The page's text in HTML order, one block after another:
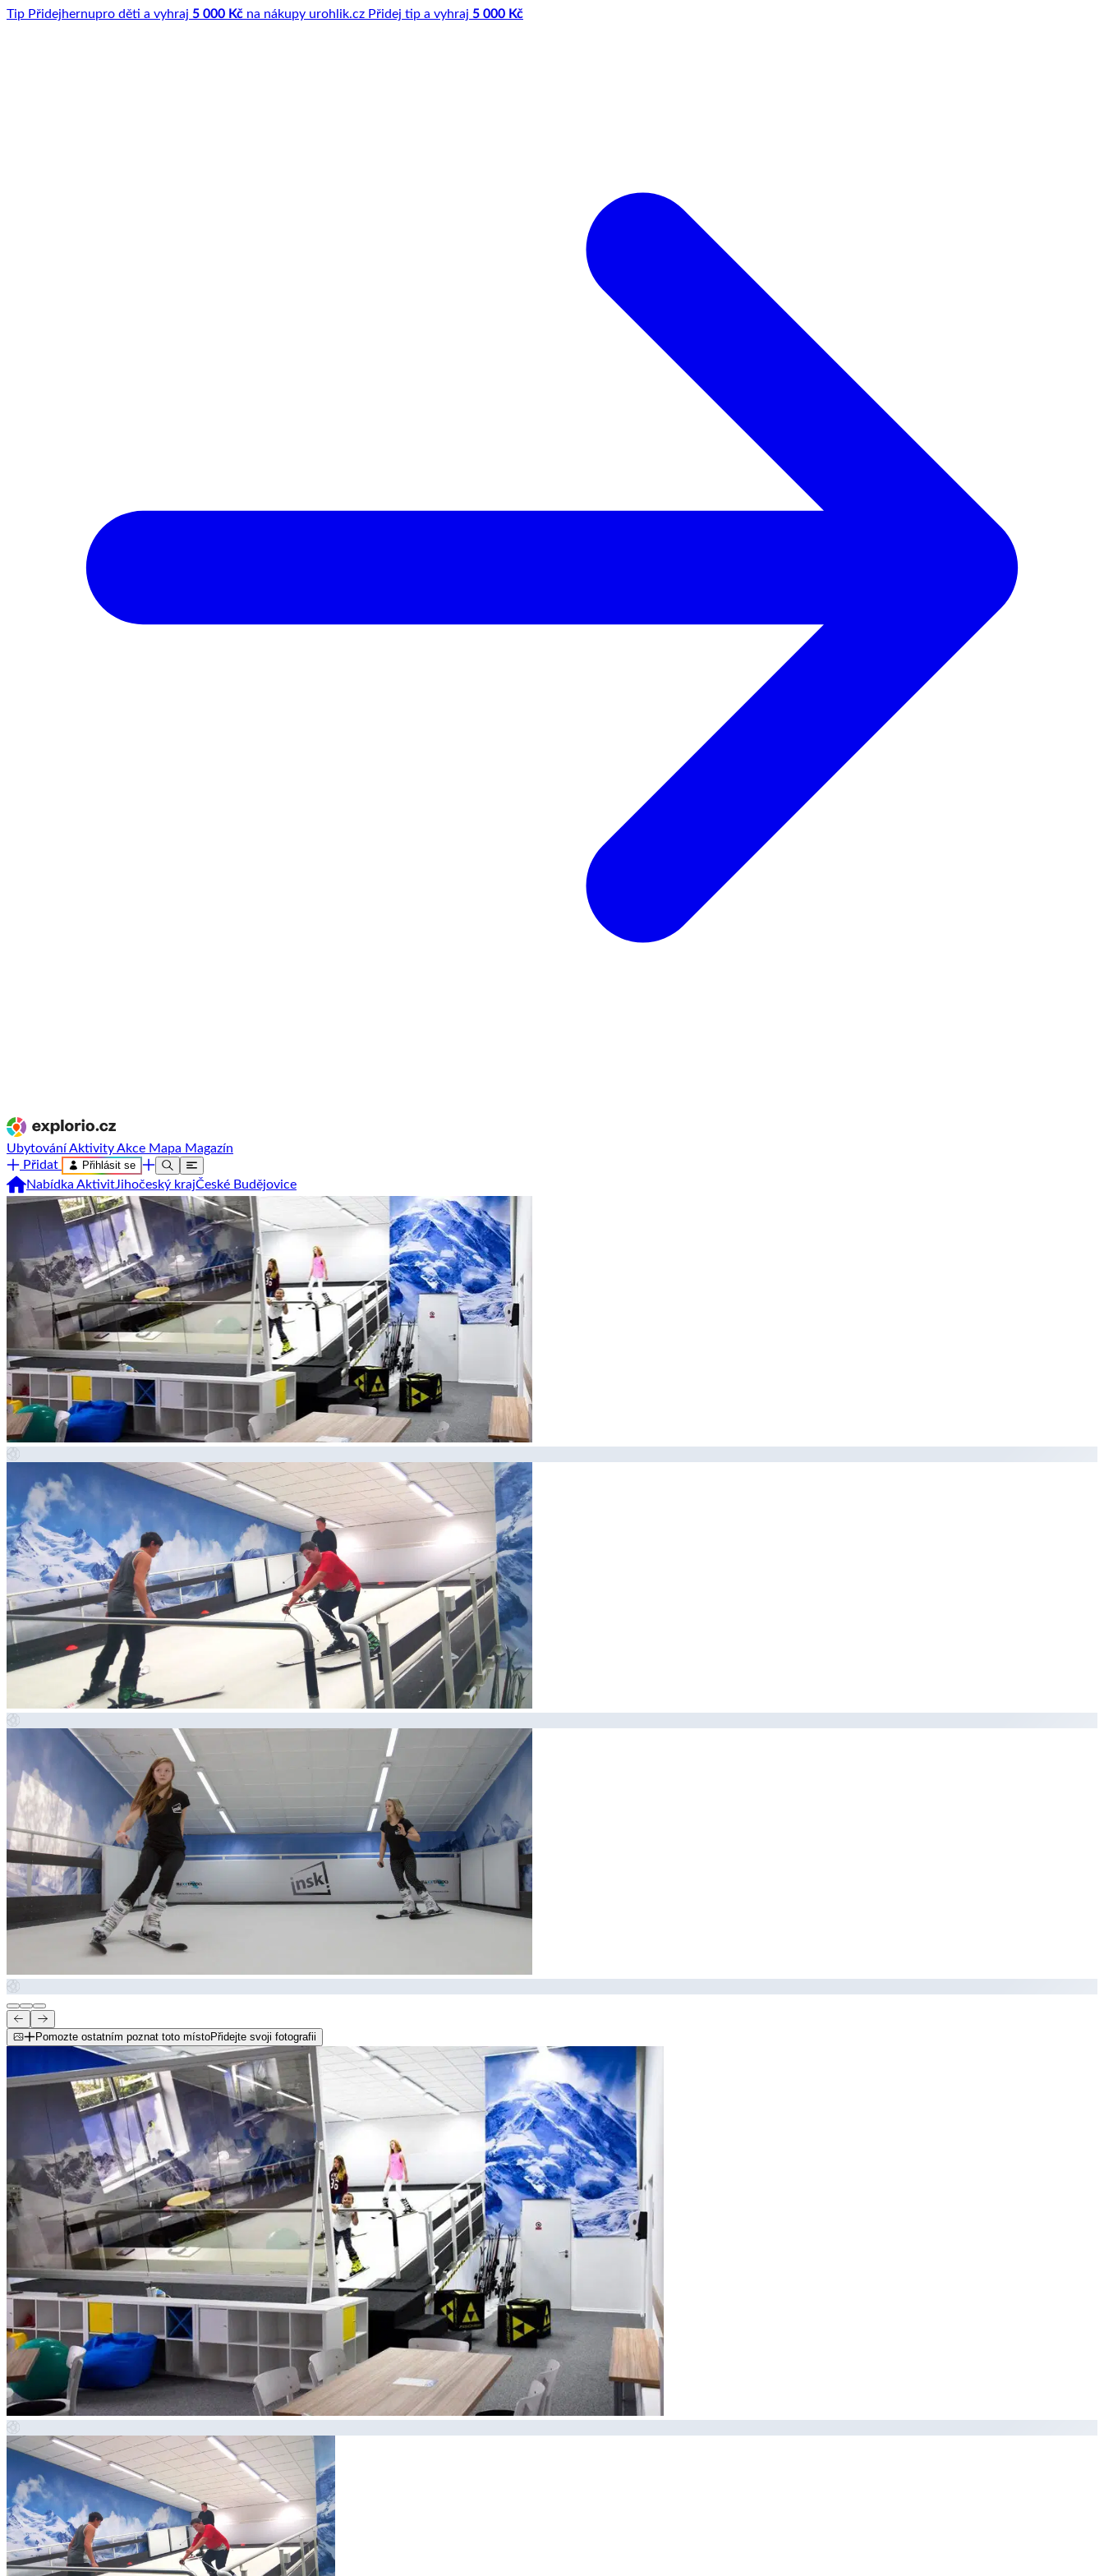
Tip Přidejhernupro děti a vyhraj 5 000 Kč na nákupy urohlik.cz Přidej tip a vyhraj 5 000 Kč
UbytováníAktivityAkce Mapa Magazín
Přidat
Přihlásit se
Nabídka AktivitJihočeský krajČeské Budějovice
Pomozte ostatním poznat toto místoPřidejte svoji fotografii